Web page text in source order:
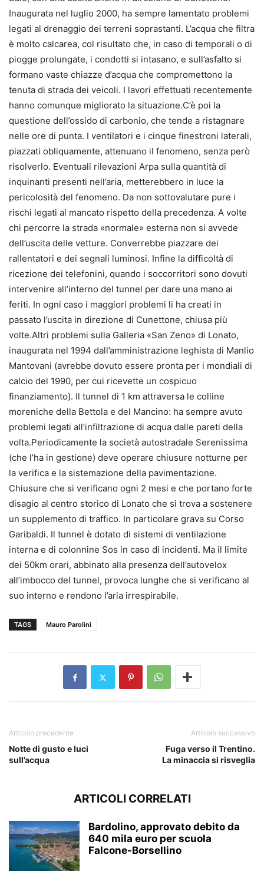
Inaugurata nel luglio 2000, ha sempre lamentato problemi
legati al drenaggio dei terreni soprastanti. L’acqua che filtra
è molto calcarea, col risultato che, in caso di temporali o di
piogge prolungate, i condotti si intasano, e sull’asfalto si
formano vaste chiazze d’acqua che compromettono la
tenuta di strada dei veicoli. I lavori effettuati recentemente
hanno comunque migliorato la situazione.C’è poi la
questione dell’ossido di carbonio, che tende a ristagnare
nelle ore di punta. I ventilatori e i cinque finestroni laterali,
piazzati obliquamente, attenuano il fenomeno, senza però
risolverlo. Eventuali rilevazioni Arpa sulla quantità di
inquinanti presenti nell’aria, metterebbero in luce la
pericolosità del fenomeno. Da non sottovalutare pure i
rischi legati al mancato rispetto della precedenza. A volte
chi percorre la strada «normale» esterna non si avvede
dell’uscita delle vetture. Converrebbe piazzare dei
rallentatori e dei segnali luminosi. Infine la difficoltà di
ricezione dei telefonini, quando i soccorritori sono dovuti
intervenire all’interno del tunnel per dare una mano ai
feriti. In ogni caso i maggiori problemi li ha creati in
passato l’uscita in direzione di Cunettone, chiusa più
volte.Altri problemi sulla Galleria «San Zeno» di Lonato,
inaugurata nel 1994 dall’amministrazione leghista di Manlio
Mantovani (avrebbe dovuto essere pronta per i mondiali di
calcio del 1990, per cui ricevette un cospicuo
finanziamento). Il tunnel di 1 km attraversa le colline
moreniche della Bettola e del Mancino: ha sempre avuto
problemi legati all’infiltrazione di acqua dalle pareti della
volta.Periodicamente la società autostradale Serenissima
(che l’ha in gestione) deve operare chiusure notturne per
la verifica e la sistemazione della pavimentazione.
Chiusure che si verificano ogni 2 mesi e che portano forte
disagio al centro storico di Lonato che si trova a sostenere
un supplemento di traffico. In particolare grava su Corso
Garibaldi. Il tunnel è dotato di sistemi di ventilazione
interna e di colonnine Sos in caso di incidenti. Ma il limite
dei 50km orari, abbinato alla presenza dell’autovelox
all’imbocco del tunnel, provoca lunghe che si verificano al
suo interno e rendono l’aria irrespirabile.
TAGS Mauro Parolini
Articolo precedente
Notte di gusto e luci
sull’acqua
Articolo successivo
Fuga verso il Trentino.
La minaccia si risveglia
ARTICOLI CORRELATI
Bardolino, approvato debito da
640 mila euro per scuola
Falcone-Borsellino